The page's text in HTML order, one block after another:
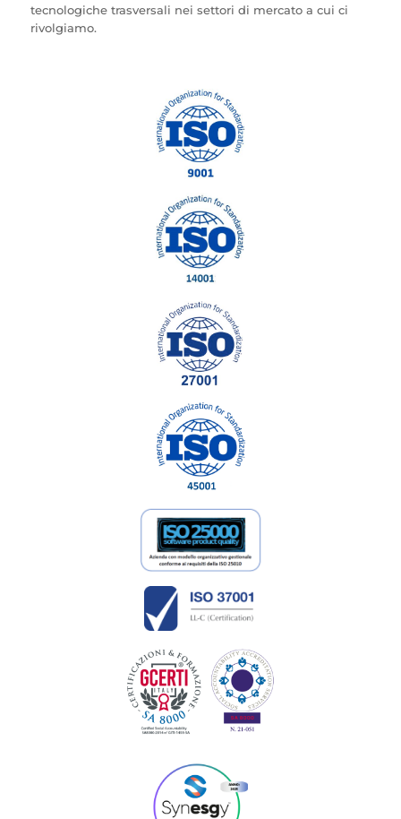
tecnologiche trasversali nei settori di mercato a cui ci
rivolgiamo.